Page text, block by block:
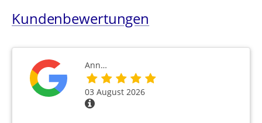
Kundenbewertungen
Ann…
03 August 2026